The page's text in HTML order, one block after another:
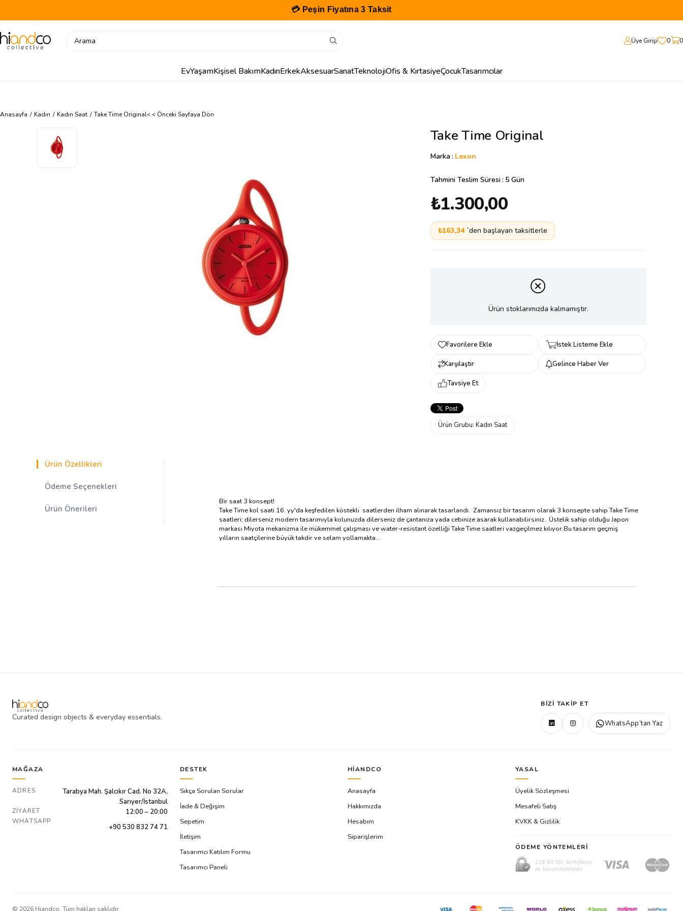
💳 Peşin Fiyatına 3 Taksit
Üye Girişi 0 0
EvYaşamKişisel BakımKadınErkekAksesuarSanatTeknolojiOfis & KırtasiyeÇocukTasarımcılar
Anasayfa Kadın Kadın Saat Take Time Original< < Önceki Sayfaya Dön
Take Time Original
Marka: Lexon
Tahmini Teslim Süresi: 5 Gün
₺1.300,00
₺163,34 `den başlayan taksitlerle
Ürün stoklarımızda kalmamıştır.
Favorilere Ekle İstek Listeme Ekle
Karşılaştır Gelince Haber Ver
Tavsiye Et
Ürün Grubu: Kadın Saat
Ürün Özellikleri
Ödeme Seçenekleri
Ürün Önerileri
Bir saat 3 konsept!
Take Time kol saati 16. yy'da keşfedilen köstekli saatlerden ilham alınarak tasarlandı. Zamansız bir tasarım olarak 3 konsepte sahip Take Time
saatleri; dilerseniz modern tasarımıyla kolunuzda dilerseniz de çantanıza yada cebinize asarak kullanabilirsiniz.. Üstelik sahip olduğu Japon
markası Miyota mekanizma ile mükemmel çalışması ve water-resistant özelliği Take Time saatleri vazgeçilmez kılıyor.Bu tasarım geçmiş
yılların saatçilerine büyük takdir ve selam yollamakta...
Curated design objects & everyday essentials.
BIZI TAKIP ET
WhatsApp’tan Yaz
MAĞAZA
ADRES
Tarabya Mah. Şalcıkır Cad. No 32A,
Sarıyer/İstanbul
ZIYARET 12:00 – 20:00
WHATSAPP
+90 530 832 74 71
DESTEK
Sıkça Sorulan Sorular
İade & Değişim
Sepetim
İletişim
Tasarımcı Katılım Formu
Tasarımcı Paneli
HIANDCO
Anasayfa
Hakkımızda
Hesabım
Siparişlerim
YASAL
Üyelik Sözleşmesi
Mesafeli Satış
KVKK & Gizlilik
ÖDEME YÖNTEMLERI
© 2026 Hiandco. Tüm hakları saklıdır.